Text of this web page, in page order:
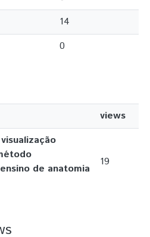
14
0
views
de anatomia
19